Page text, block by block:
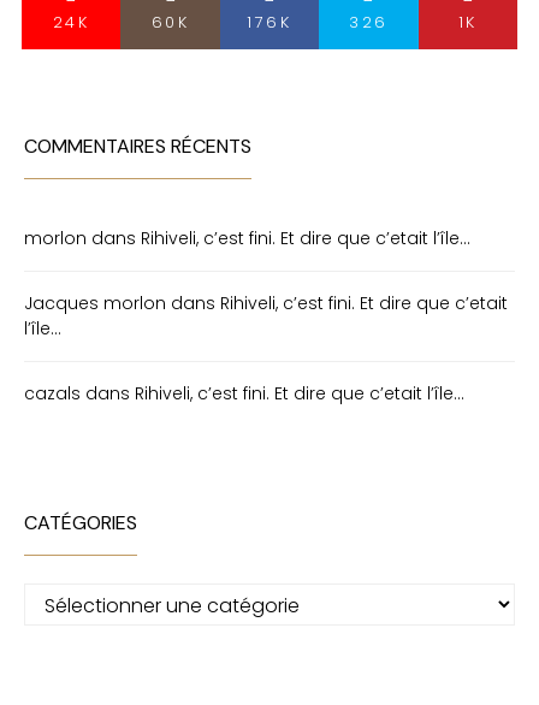
24K 60K 176K 326 1K
COMMENTAIRES RÉCENTS
morlon dans Rihiveli, c’est fini. Et dire que c’etait l’île…
Jacques morlon dans Rihiveli, c’est fini. Et dire que c’etait
l’île…
cazals dans Rihiveli, c’est fini. Et dire que c’etait l’île…
CATÉGORIES
Catégories